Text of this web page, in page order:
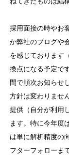
採用面接の時やお
か弊社のブログや
を感じております
換点になる予定で
間で順次お知らせ
方針は変わりませ
提供（自分が利用
ます。特に今年度
は単に解析精度の
フターフォローま